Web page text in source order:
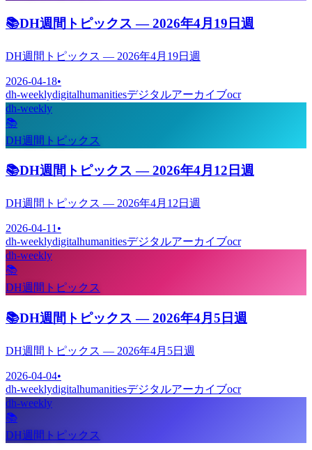
📚DH週間トピックス — 2026年4月19日週
DH週間トピックス — 2026年4月19日週
2026-04-18•
dh-weeklydigitalhumanitiesデジタルアーカイブocr
dh-weekly
📚
DH週間トピックス
📚DH週間トピックス — 2026年4月12日週
DH週間トピックス — 2026年4月12日週
2026-04-11 •
dh-weeklydigitalhumanitiesデジタルアーカイブocr
dh-weekly
📚
DH週間トピックス
📚DH週間トピックス — 2026年4月5日週
DH週間トピックス — 2026年4月5日週
2026-04-04•
dh-weeklydigitalhumanitiesデジタルアーカイブocr
dh-weekly
📚
DH週間トピックス